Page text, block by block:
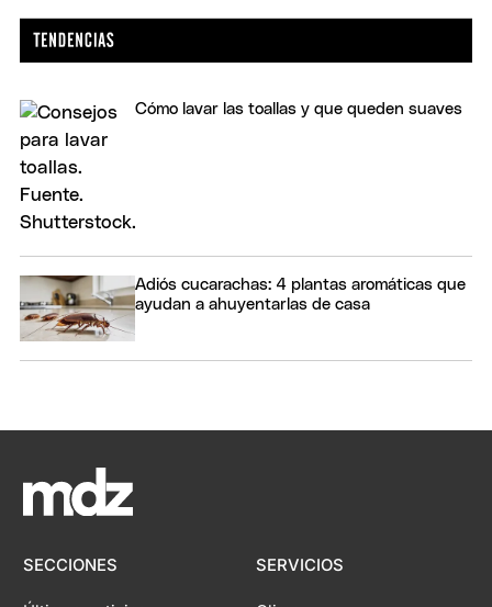
Cómo lavar las toallas y que queden suaves
Adiós cucarachas: 4 plantas aromáticas que
ayudan a ahuyentarlas de casa
SECCIONES SERVICIOS